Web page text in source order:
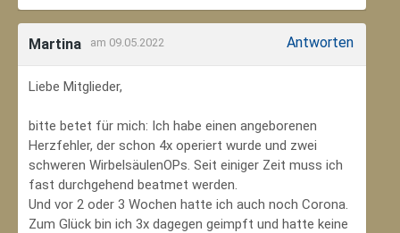
Martina am 09.05.2022 Antworten
Liebe Mitglieder,
bitte betet für mich: Ich habe einen angeborenen
Herzfehler, der schon 4x operiert wurde und zwei
schweren WirbelsäulenOPs. Seit einiger Zeit muss ich
fast durchgehend beatmet werden.
Und vor 2 oder 3 Wochen hatte ich auch noch Corona.
Zum Glück bin ich 3x dagegen geimpft und hatte keine